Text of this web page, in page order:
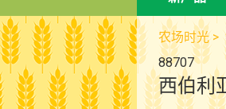
农场时光>
88707
西伯利